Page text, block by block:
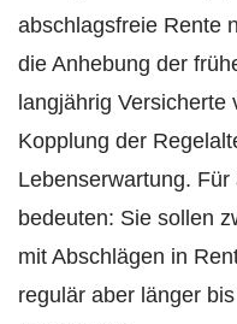
abschlagsfreie Rente
die Anhebung der
langjährig Versicherte
Kopplung der
Lebenserwartung.
bedeuten: Sie sollen
mit Abschlägen in
regulär aber länger